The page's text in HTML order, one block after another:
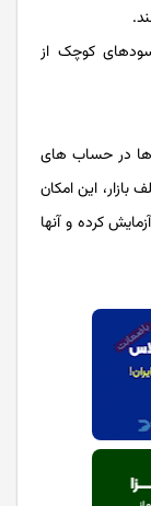
کوچک از
ها در حساب های
این امکان
کرده و آنها